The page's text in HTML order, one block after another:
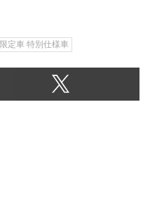
限定車 特別仕様車